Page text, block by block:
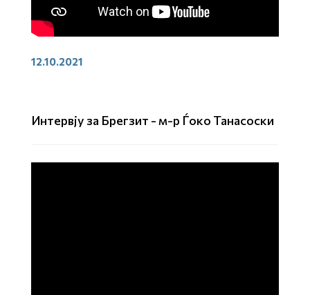
12.10.2021
Интервју за Брегзит - м-р Ѓоко Танасоски